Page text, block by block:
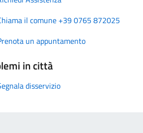
il comune +39 0765 872025
un appuntamento
in città
disservizio